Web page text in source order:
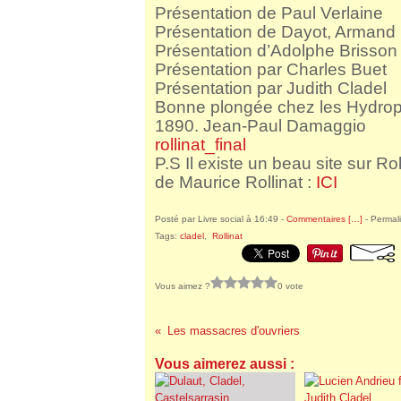
Présentation de Paul Verlaine
Présentation de Dayot, Armand
Présentation d’Adolphe Brisson
Présentation par Charles Buet
Présentation par Judith Cladel
Bonne plongée chez les
1890. Jean-Paul Damaggio
rollinat_final
P.S Il existe un beau site sur
de Maurice Rollinat : ICI
Posté par Livre social à 16:49 - Commentaires [ ] -
Tags: cladel Rollinat
Vous aimez ? 0 vote
Les massacres d'ouvriers
Vous aimerez aussi :